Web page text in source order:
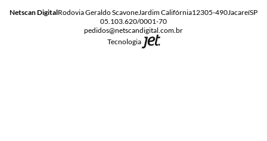
Netscan DigitalRodovia Geraldo ScavoneJardim Califórnia12305-490JacareíSP
05.103.620/0001-70
pedidos@netscandigital.com.br
Tecnologia